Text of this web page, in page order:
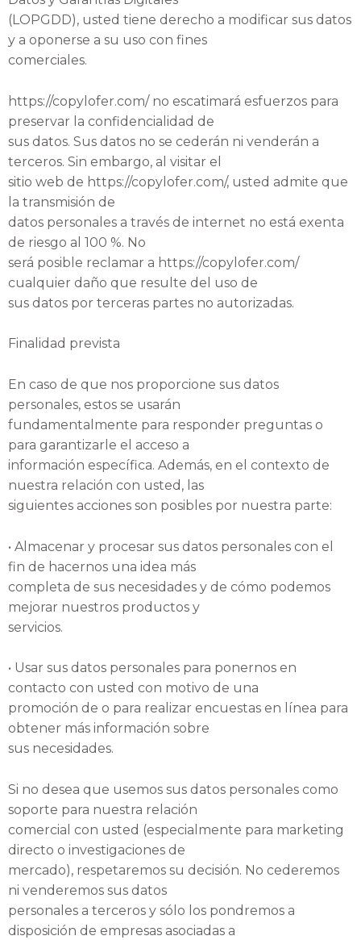
(LOPGDD), usted tiene derecho a modificar sus datos
y a oponerse a su uso con fines
comerciales.
https://copylofer.com/ no escatimará esfuerzos para
preservar la confidencialidad de
sus datos. Sus datos no se cederán ni venderán a
terceros. Sin embargo, al visitar el
sitio web de https://copylofer.com/, usted admite que
la transmisión de
datos personales a través de internet no está exenta
de riesgo al 100 %. No
será posible reclamar a https://copylofer.com/
cualquier daño que resulte del uso de
sus datos por terceras partes no autorizadas.
Finalidad prevista
En caso de que nos proporcione sus datos
personales, estos se usarán
fundamentalmente para responder preguntas o
para garantizarle el acceso a
información específica. Además, en el contexto de
nuestra relación con usted, las
siguientes acciones son posibles por nuestra parte:
• Almacenar y procesar sus datos personales con el
fin de hacernos una idea más
completa de sus necesidades y de cómo podemos
mejorar nuestros productos y
servicios.
• Usar sus datos personales para ponernos en
contacto con usted con motivo de una
promoción de o para realizar encuestas en línea para
obtener más información sobre
sus necesidades.
Si no desea que usemos sus datos personales como
soporte para nuestra relación
comercial con usted (especialmente para marketing
directo o investigaciones de
mercado), respetaremos su decisión. No cederemos
ni venderemos sus datos
personales a terceros y sólo los pondremos a
disposición de empresas asociadas a